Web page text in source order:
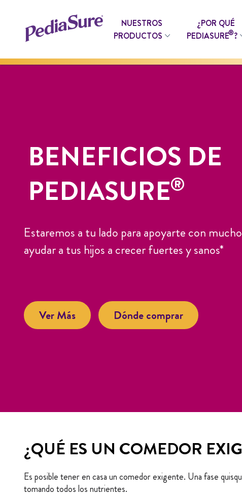
NUESTROS
PRODUCTOS
¿POR QUÉ
PEDIASURE®?
BENEFICIOS DE
PEDIASURE®
Estaremos a tu lado para apoyarte con
ayudar a tus hijos a crecer fuertes y sanos*
Ver Más Dónde comprar
¿QUÉ ES UN COMEDOR
Es posible tener en casa un comedor exigente. Una fase
tomando todos los nutrientes.